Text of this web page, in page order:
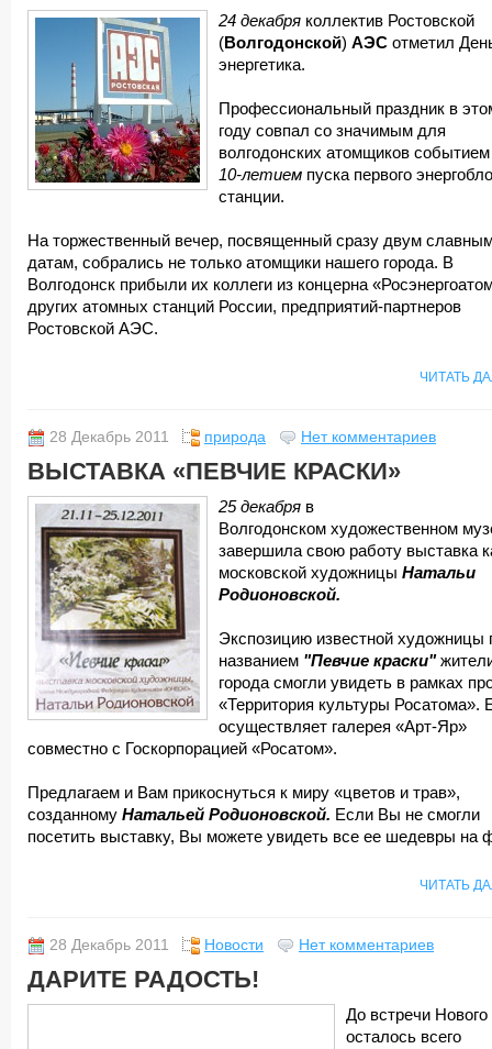
24 декабря коллектив Ростовской
(Волгодонской) АЭС отметил
энергетика.
Профессиональный праздник в
году совпал со значимым для
волгодонских атомщиков
10-летием пуска первого
станции.
На торжественный вечер, посвященный сразу двум
датам, собрались не только атомщики нашего города. В
Волгодонск прибыли их коллеги из концерна
других атомных станций России, предприятий-партнеров
Ростовской АЭС.
ЧИТАТЬ
28 Декабрь 2011 природа Нет комментариев
ВЫСТАВКА «ПЕВЧИЕ КРАСКИ»
25 декабря в
Волгодонском художественном
завершила свою работу выставка
московской художницы Натальи
Родионовской.
Экспозицию известной художницы
названием "Певчие краски"
города смогли увидеть в рамках
«Территория культуры Росатома».
осуществляет галерея «Арт-Яр»
совместно с Госкорпорацией «Росатом».
Предлагаем и Вам прикоснуться к миру «цветов и трав»,
созданному Натальей Родионовской. Если Вы не смогли
посетить выставку, Вы можете увидеть все ее шедевры на
ЧИТАТЬ
28 Декабрь 2011 Новости Нет комментариев
ДАРИТЕ РАДОСТЬ!
До встречи Нового
осталось всего